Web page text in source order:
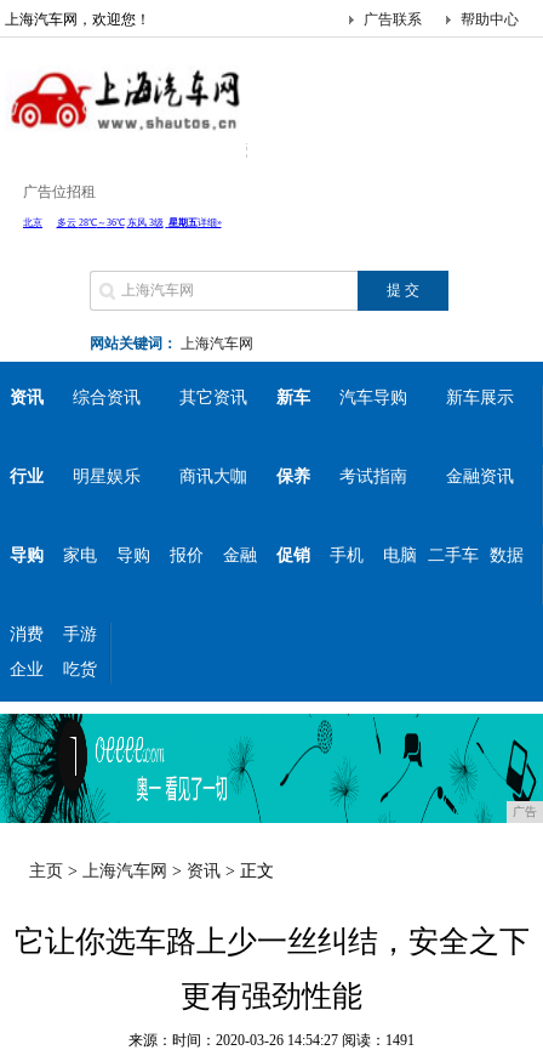
上海汽车网，欢迎您！ 帮助中心
广告联系
广告位招租
网站关键词： 上海汽车网
资讯 综合资讯 其它资讯 新车 汽车导购 新车展示
行业 明星娱乐 商讯大咖 保养 考试指南 金融资讯
导购 家电 导购 报价 金融 促销 手机 电脑 二手车 数据
消费
手游
企业
吃货
广告
主页 >上海汽车网 > 资讯 > 正文
它让你选车路上少一丝纠结，安全之下
更有强劲性能
来源：时间：2020-03-26 14:54:27 阅读：1491